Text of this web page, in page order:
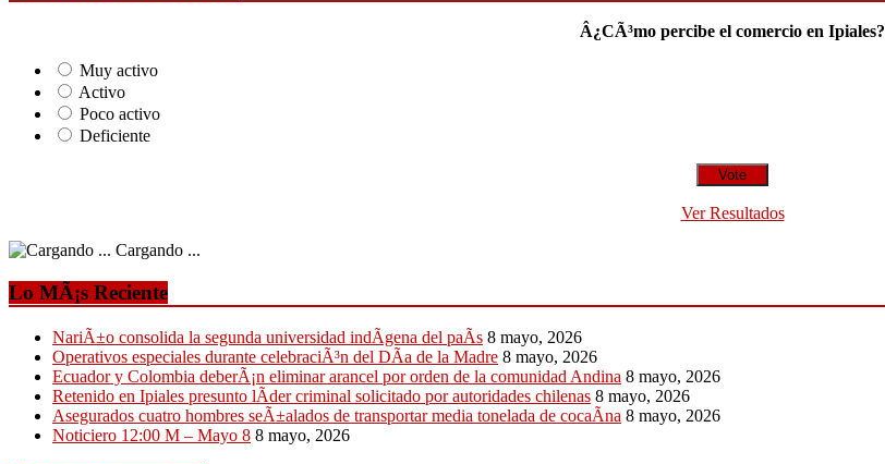
Â¿CÃ³mo percibe el comercio en Ipiales?
Muy activo
Activo
Poco activo
Deficiente
Ver Resultados
Cargando ...
Lo MÃ¡s Reciente
NariÃ±o consolida la segunda universidad indÃ­gena del paÃ­s 8 mayo, 2026
Operativos especiales durante celebraciÃ³n del DÃ­a de la Madre 8 mayo, 2026
Ecuador y Colombia deberÃ¡n eliminar arancel por orden de la comunidad Andina 8 mayo, 2026
Retenido en Ipiales presunto lÃ­der criminal solicitado por autoridades chilenas 8 mayo, 2026
Asegurados cuatro hombres seÃ±alados de transportar media tonelada de cocaÃ­na 8 mayo, 2026
Noticiero 12:00 M – Mayo 8 8 mayo, 2026